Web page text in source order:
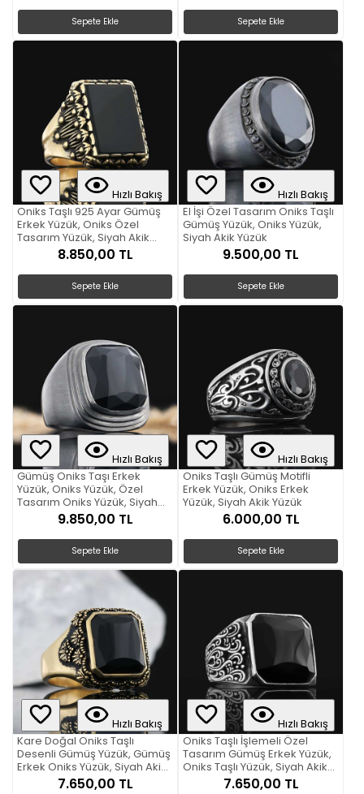
Sepete Ekle Sepete Ekle
Hızlı Bakış
Oniks Taşlı 925 Ayar Gümüş
Erkek Yüzük, Oniks Özel
Tasarım Yüzük, Siyah Akik
8.850,00 TL
Sepete Ekle
Hızlı Bakış
El İşi Özel Tasarım Oniks Taşlı
Gümüş Yüzük, Oniks Yüzük,
Siyah Akik Yüzük
9.500,00 TL
Sepete Ekle
Hızlı Bakış
Gümüş Oniks Taşı Erkek
Yüzük, Oniks Yüzük, Özel
Tasarım Oniks Yüzük, Siyah
Akik Yüzük9.850,00 TL
Sepete Ekle
Hızlı Bakış
Oniks Taşlı Gümüş Motifli
Erkek Yüzük, Oniks Erkek
Yüzük, Siyah Akik Yüzük
6.000,00 TL
Sepete Ekle
Hızlı Bakış
Kare Doğal Oniks Taşlı
Desenli Gümüş Yüzük, Gümüş
Erkek Oniks Yüzük, Siyah Akik
7.650,00 TL
Hızlı Bakış
Oniks Taşlı İşlemeli Özel
Tasarım Gümüş Erkek Yüzük,
Oniks Taşlı Yüzük, Siyah Akik
7.650,00 TL